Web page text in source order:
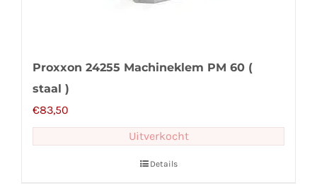
Proxxon 24255 Machineklem PM 60 (
staal )
€83,50
Uitverkocht
Details